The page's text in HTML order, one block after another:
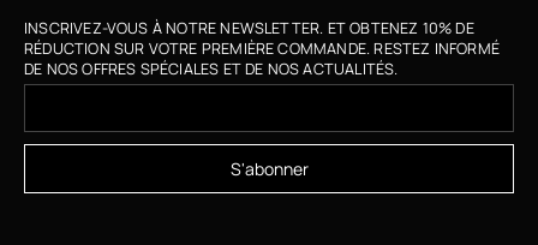
INSCRIVEZ-VOUS À NOTRE NEWSLETTER. ET OBTENEZ 10% DE
RÉDUCTION SUR VOTRE PREMIÈRE COMMANDE. RESTEZ INFORMÉ
DE NOS OFFRES SPÉCIALES ET DE NOS ACTUALITÉS.